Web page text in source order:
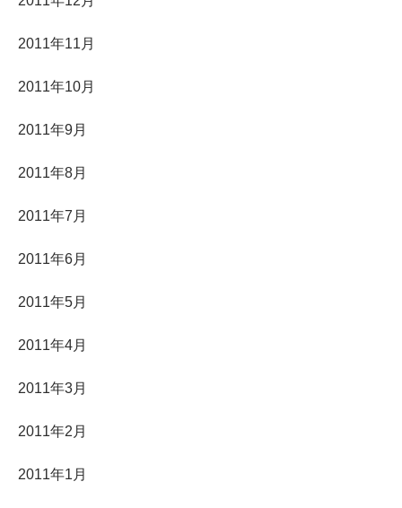
2011年11月
2011年10月
2011年9月
2011年8月
2011年7月
2011年6月
2011年5月
2011年4月
2011年3月
2011年2月
2011年1月